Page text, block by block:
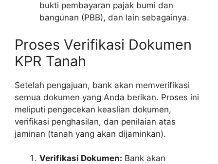
bukti pembayaran pajak bumi dan
bangunan (PBB), dan lain sebagainya.
Proses Verifikasi Dokumen
KPR Tanah
Setelah pengajuan, bank akan memverifikasi
semua dokumen yang Anda berikan. Proses ini
meliputi pengecekan keaslian dokumen,
verifikasi penghasilan, dan penilaian atas
jaminan (tanah yang akan dijaminkan).
Verifikasi Dokumen: Bank akan